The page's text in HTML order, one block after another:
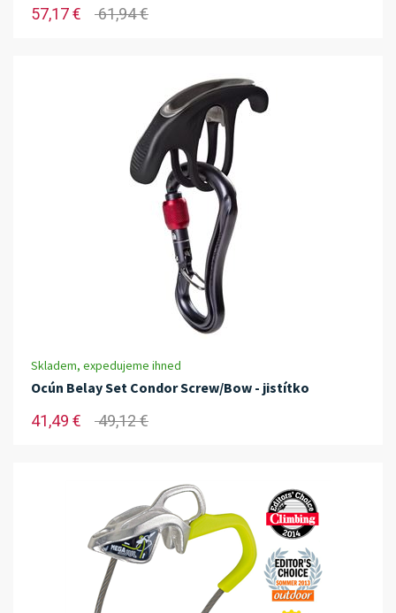
57,17 € 61,94 €
Skladem, expedujeme ihned
Ocún Belay Set Condor Screw/Bow - jistítko
41,49 € 49,12 €